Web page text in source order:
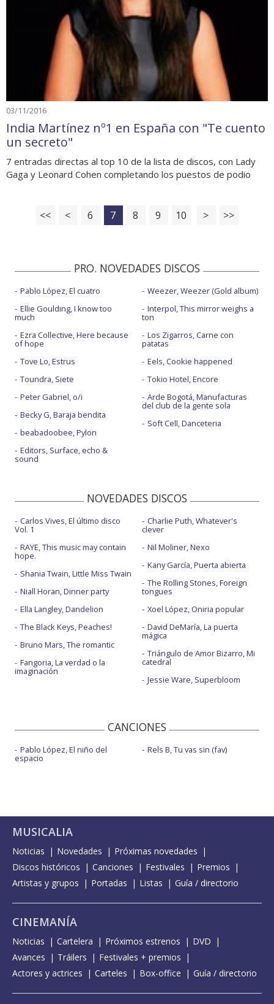
03/11/2016
India Martínez nº1 en España con "Te cuento
un secreto"
7 entradas directas al top 10 de la lista de discos, con Lady
Gaga y Leonard Cohen completando los puestos de podio
<< < 6 7 8 9 10 > >>
PRO. NOVEDADES DISCOS
Pablo López, El cuatro
Ellie Goulding, I know too
much
Ezra Collective, Here because
of hope
Tove Lo, Estrus
Toundra, Siete
Peter Gabriel, o/i
Becky G, Baraja bendita
beabadoobee, Pylon
Editors, Surface, echo &
sound
Weezer, Weezer (Gold album)
Interpol, This mirror weighs a
ton
Los Zigarros, Carne con
patatas
Eels, Cookie happened
Tokio Hotel, Encore
Arde Bogotá, Manufacturas
del club de la gente sola
Soft Cell, Danceteria
NOVEDADES DISCOS
Carlos Vives, El último disco
Vol. 1
RAYE, This music may contain
hope.
Shania Twain, Little Miss Twain
Niall Horan, Dinner party
Ella Langley, Dandelion
The Black Keys, Peaches!
Bruno Mars, The romantic
Fangoria, La verdad o la
imaginación
Charlie Puth, Whatever's
clever
Nil Moliner, Nexo
Kany García, Puerta abierta
The Rolling Stones, Foreign
tongues
Xoel López, Oniria popular
David DeMaría, La puerta
mágica
Triángulo de Amor Bizarro, Mi
catedral
Jessie Ware, Superbloom
CANCIONES
Pablo López, El niño del
espacio
Rels B, Tu vas sin (fav)
MUSICALIA
Noticias Novedades
Próximas novedades
Discos históricos
Canciones Festivales
Premios
Artistas y grupos
Portadas Listas Guía / directorio
CINEMANÍA
Noticias Cartelera Próximos estrenos
DVD
Avances
Tráilers
Festivales + premios
Actores y actrices
Carteles Box-office Guía / directorio